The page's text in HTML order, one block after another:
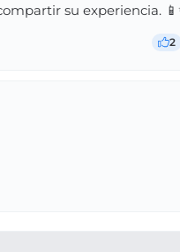
su experiencia.
2